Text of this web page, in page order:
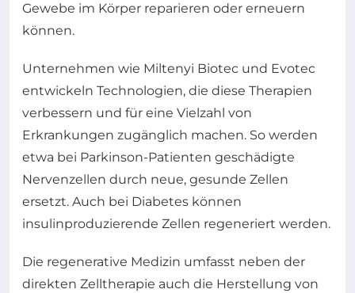
Gewebe im Körper reparieren oder erneuern
können.
Unternehmen wie Miltenyi Biotec und Evotec
entwickeln Technologien, die diese Therapien
verbessern und für eine Vielzahl von
Erkrankungen zugänglich machen. So werden
etwa bei Parkinson-Patienten geschädigte
Nervenzellen durch neue, gesunde Zellen
ersetzt. Auch bei Diabetes können
insulinproduzierende Zellen regeneriert werden.
Die regenerative Medizin umfasst neben der
direkten Zelltherapie auch die Herstellung von